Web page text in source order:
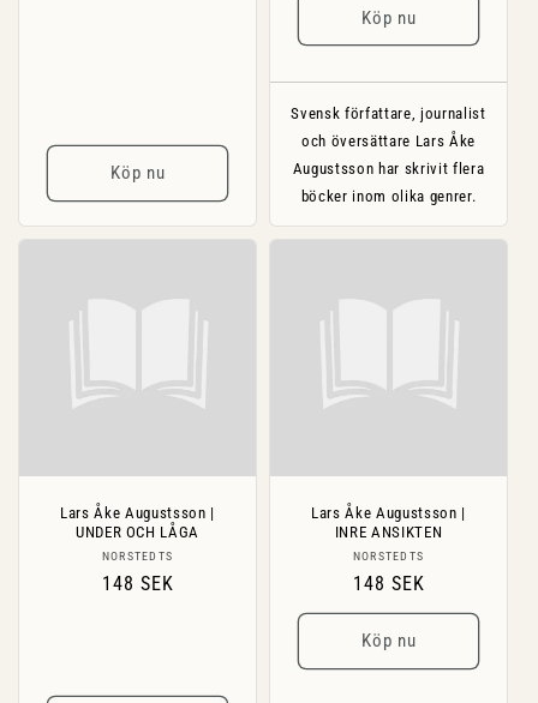
Köp nu
Köp nu
Svensk författare, journalist
och översättare Lars Åke
Augustsson har skrivit flera
böcker inom olika genrer.
Lars Åke Augustsson |
UNDER OCH LÅGA
Säljare:
NORSTEDTS
Ordinarie
148 SEK
Lars Åke Augustsson |
INRE ANSIKTEN
Säljare:
NORSTEDTS
Ordinarie
pris
148 SEK
Köp nu